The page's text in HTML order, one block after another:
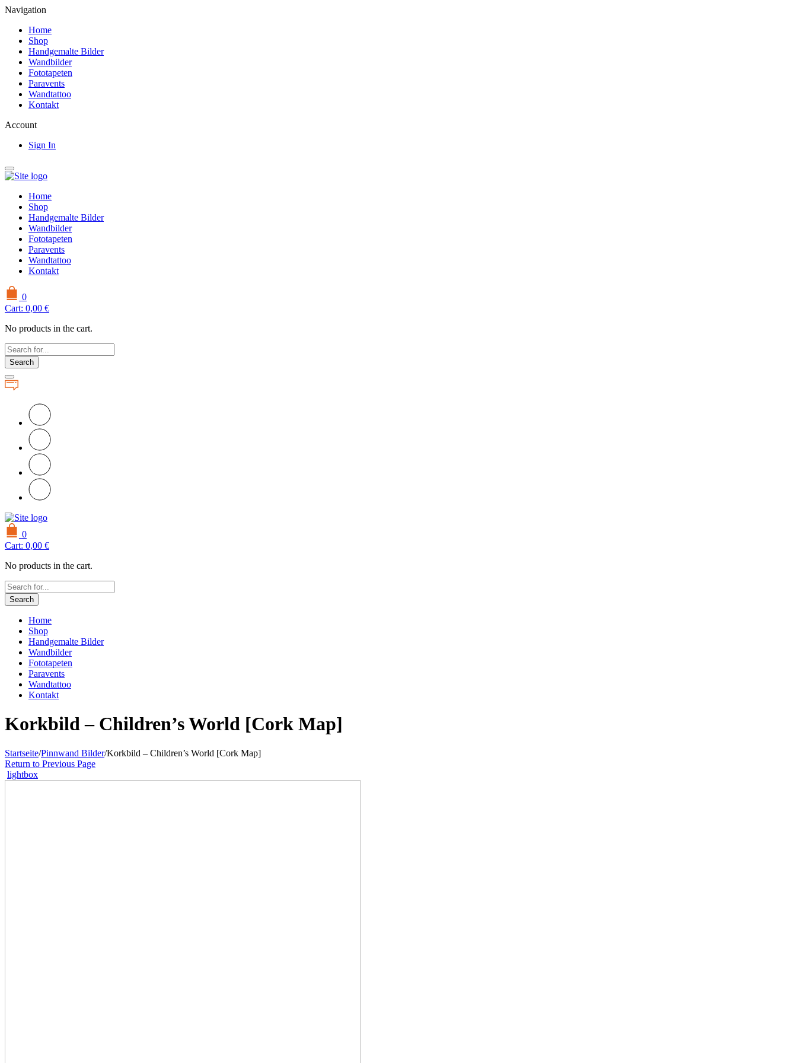
Navigation
Home
Shop
Handgemalte Bilder
Wandbilder
Fototapeten
Paravents
Wandtattoo
Kontakt
Account
Sign In
Home
Shop
Handgemalte Bilder
Wandbilder
Fototapeten
Paravents
Wandtattoo
Kontakt
0
Cart: 0,00 €
No products in the cart.
Search
0
Cart: 0,00 €
No products in the cart.
Search
Home
Shop
Handgemalte Bilder
Wandbilder
Fototapeten
Paravents
Wandtattoo
Kontakt
Korkbild – Children’s World [Cork Map]
Startseite/Pinnwand Bilder/Korkbild – Children’s World [Cork Map]
Return to Previous Page
lightbox